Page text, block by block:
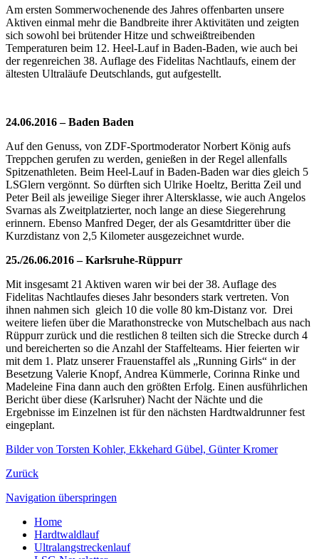
Am ersten Sommerwochenende des Jahres offenbarten unsere
Aktiven einmal mehr die Bandbreite ihrer Aktivitäten und zeigten
sich sowohl bei brütender Hitze und schweißtreibenden
Temperaturen beim 12. Heel-Lauf in Baden-Baden, wie auch bei
der regenreichen 38. Auflage des Fidelitas Nachtlaufs, einem der
ältesten Ultraläufe Deutschlands, gut aufgestellt.
24.06.2016 – Baden Baden
Auf den Genuss, von ZDF-Sportmoderator Norbert König aufs
Treppchen gerufen zu werden, genießen in der Regel allenfalls
Spitzenathleten. Beim Heel-Lauf in Baden-Baden war dies gleich 5
LSGlern vergönnt. So dürften sich Ulrike Hoeltz, Beritta Zeil und
Peter Beil als jeweilige Sieger ihrer Altersklasse, wie auch Angelos
Svarnas als Zweitplatzierter, noch lange an diese Siegerehrung
erinnern. Ebenso Manfred Deger, der als Gesamtdritter über die
Kurzdistanz von 2,5 Kilometer ausgezeichnet wurde.
25./26.06.2016 – Karlsruhe-Rüppurr
Mit insgesamt 21 Aktiven waren wir bei der 38. Auflage des
Fidelitas Nachtlaufes dieses Jahr besonders stark vertreten. Von
ihnen nahmen sich gleich 10 die volle 80 km-Distanz vor. Drei
weitere liefen über die Marathonstrecke von Mutschelbach aus nach
Rüppurr zurück und die restlichen 8 teilten sich die Strecke durch 4
und bereicherten so die Anzahl der Staffelteams. Hier feierten wir
mit dem 1. Platz unserer Frauenstaffel als „Running Girls“ in der
Besetzung Valerie Knopf, Andrea Kümmerle, Corinna Rinke und
Madeleine Fina dann auch den größten Erfolg. Einen ausführlichen
Bericht über diese (Karlsruher) Nacht der Nächte und die
Ergebnisse im Einzelnen ist für den nächsten Hardtwaldrunner fest
eingeplant.
Bilder von Torsten Kohler, Ekkehard Gübel, Günter Kromer
Zurück
Navigation überspringen
Home
Hardtwaldlauf
Ultralangstreckenlauf